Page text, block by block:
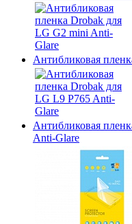
Антибликовая
Антибликовая
Anti-Glare